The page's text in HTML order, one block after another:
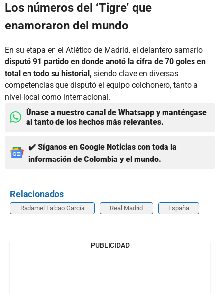
Los números del ‘Tigre’ que
enamoraron del mundo
En su etapa en el Atlético de Madrid, el delantero samario
disputó 91 partido en donde anotó la cifra de 70 goles en
total en todo su historial, siendo clave en diversas
competencias que disputó el equipo colchonero, tanto a
nivel local como internacional.
Únase a nuestro canal de Whatsapp y manténgase
al tanto de los hechos más relevantes.
✔️ Síganos en Google Noticias con toda la
información de Colombia y el mundo.
Relacionados
Radamel Falcao García Real Madrid España
PUBLICIDAD